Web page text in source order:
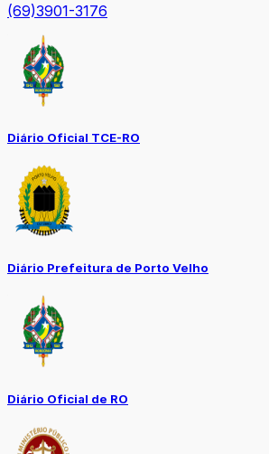
(69)3901-3176
Diário Oficial TCE-RO
Diário Prefeitura de Porto Velho
Diário Oficial de RO